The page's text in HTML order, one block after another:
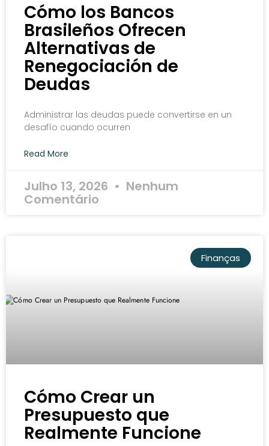
Cómo los Bancos
Brasileños Ofrecen
Alternativas de
Renegociación de
Deudas
Administrar las deudas puede convertirse en un
desafío cuando ocurren
Read More
Julho 13, 2026 Nenhum
Comentário
Finanças
Cómo Crear un
Presupuesto que
Realmente Funcione